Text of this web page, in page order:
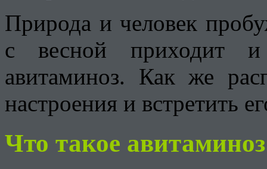
Природа и человек
с весной приходит
авитаминоз. Как же
настроения и встретить
Что такое